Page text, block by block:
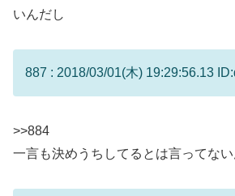
いんだし
887 : 2018/03/01(木) 19:29:56.13
>>884
一言も決めうちしてるとは言ってな